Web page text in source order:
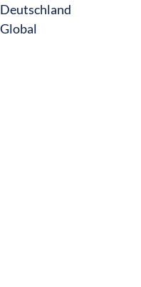
Deutschland
Global